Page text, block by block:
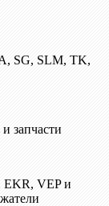
SG, SLM, TK,
запчасти
VEP и